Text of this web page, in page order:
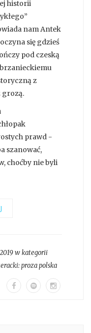
historii
nam Antek
się gdzieś
pod czeską
z
grozą.
prawd -
szanować,
choćby nie byli
w kategorii
proza polska